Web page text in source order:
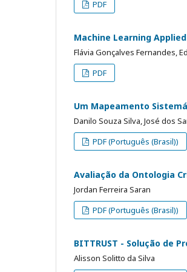
PDF
Machine Learning
Flávia Gonçalves Fernandes,
PDF
Um Mapeamento
Danilo Souza Silva, José dos
PDF (Português (Brasil))
Avaliação da Ontologia
Jordan Ferreira Saran
PDF (Português (Brasil))
BITTRUST - Solução de
Alisson Solitto da Silva